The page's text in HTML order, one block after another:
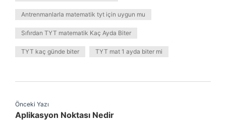
Antrenmanlarla matematik tyt için uygun mu
Sıfırdan TYT matematik Kaç Ayda Biter
TYT kaç günde biter TYT mat 1 ayda biter mi
Önceki Yazı
Aplikasyon Noktası Nedir